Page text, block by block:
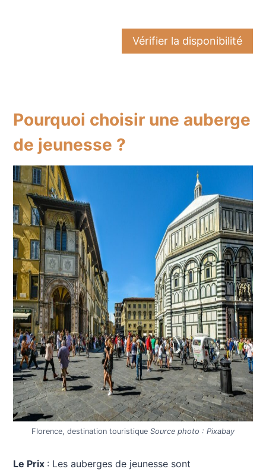
Vérifier la disponibilité
Pourquoi choisir une auberge
de jeunesse ?
Florence, destination touristique Source photo : Pixabay
Le Prix : Les auberges de jeunesse sont